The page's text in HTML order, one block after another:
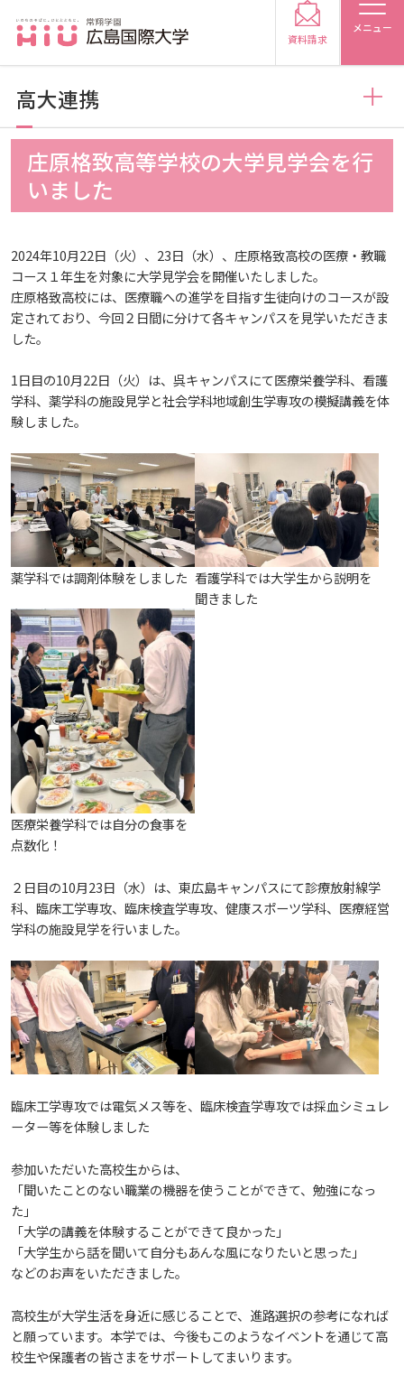
メニュー
受験生の方
在学生の方 卒業生の方
大学紹介
広島国際大学の概要
建学の精神
教育の特色
将来像
教育に関する基本方針
アドミッション・ポリシー
アドミッション・ポリシー（2027年度以降入学
生）
生）
カリキュラム・ポリシー
カリキュラム・ポリシー（2024年度以降入学生）
カリキュラム・ポリシー（2023年度入学生）
生）
カリキュラム・ポリシー（2016～2019年度保健医
療・総合リハ・医療福祉・医療経営・看護）
カリキュラム・ポリシー（2016～2019年度心理・
薬・医療栄養）
カリキュラム・ポリシー（2015年度以前入学生）
カリキュラム・ポリシー（大学院対象）
ディプロマ・ポリシー
ディプロマ・ポリシー（2024年度入学生）
ディプロマ・ポリシー（2016～2019年度入学生）
ディプロマ・ポリシー（2015年度以前入学生）
大学院ディプロマ・ポリシー（2024年度入学生）
大学院ディプロマ・ポリシー（2021～2023年度入
学生）
大学院ディプロマ・ポリシー（2020年度以前入学
生）
沿革
学園からのメッセージ
学長メッセージ
大学章と大学旗
UI（ユニバーシティ・アイデンティティ）
大学歌
学園・姉妹校のご案内
情報の公表
教育研究上の目的・基本組織について
研究者要覧
大学基礎データ
学費・入学金等費用について
学生生活支援について
就職支援について
動物実験に関する情報について
財務・事業計画等について
教職課程について
自己点検・評価
大学機関別認証評価
薬学部薬学科の自己点検・評価について
理学療法士・作業療法士教員資格及び教育内容等の
自己評価書
大学院実践臨床心理学専攻 自己点検・評価報告書
大学院薬学研究科 自己点検・評価報告書
文部科学省への設置認可・届出書類・履行状況報
ガバナンス・コード
受講生授業アンケート結果
規定
規定・教育課程・シラバス
広島国際大学施設等貸与内規
別表第1・第2 様式第1・第2
広島国際大学倫理委員会規定
施設案内
施設紹介
東広島・呉キャンパス施設 名称・愛称
施設を動画で紹介
キャンパスの歴史を振り返る
心理臨床センター
学生寮・学生研修棟
宿泊施設
東広島キャンパス
呉キャンパス
基盤教育センター
基盤教育センターでの教育活動・概要
講座のご案内
広国ドリル
合格者の方へのメッセージ
専門職連携教育センター
広国IPEとは
広国IPEの授業について
情報メディアラーニングセンター
情報端末の必携化について
図書館
利用案内
学内ネットワークの概要
ラーニング・コモンズ
大学広報
プレスリリース
メディア掲載情報
SNS公式アカウント
ハラスメントについて
SDGsについて
入試情報
入試最新情報
入試概要
職の種BOOK
資料請求
窓口での資料受取りについて
関連情報
交通アクセス
学園・姉妹校のご案内
お問い合わせ
学部
保健医療学部
総合リハビリテーション学部
健康スポーツ学部
健康科学部
看護学部
大学院・専攻科
医療科学研究科
保健医療学専攻
リハビリテーション学専攻
健康科学研究科
医療福祉学専攻
医療経営学専攻
心理学専攻
看護学研究科
看護学専攻
薬学研究科
助産学専攻科
就職・キャリア支援
就職支援
就業力育成プログラム
エクステンション講座
開講講座
受講申込方法
資格取得奨励金制度
就職データ
キャリア支援係利用案内
産官学連携
研究連携相談
研究者要覧
研究者情報（学会賞・研究者インタビュー）
公的研究費の責任体系について
安全保障貿易管理
研究倫理
地域連携
公開講座
公開講座
公開講座 過去の開講コース
高大連携
子ども向け体験講座
子ども向け体験講座
子ども向け体験講座 過去の開講コース
ボランティア活動
科目等履修生制度
健幸ステーション
広国市民大学
広国市民大学とは
広国市民大学（市民カレッジ）学生募集
広国市民大学（地域交流カレッジ）学生募集
しあわせ健康センター
大学見学・体験をご希望の方（一般の団体様）
地域連携に関するご意見募集
国際交流
国際化ビジョン
海外研修情報
海外研修
学生短期海外研修
外国人留学生
国際交流イベント
アジア介護・福祉教育研修センター
アクセス
Language
JP（日本語） EN（英語） CH（中国語）
資料請求
庄原格致高等学校の大学見学会を行
いました
2024年10月22日（火）、23日（水）、庄原格致高校の医療・教職
コース１年生を対象に大学見学会を開催いたしました。
庄原格致高校には、医療職への進学を目指す生徒向けのコースが設
定されており、今回２日間に分けて各キャンパスを見学いただきま
した。
1日目の10月22日（火）は、呉キャンパスにて医療栄養学科、看護
学科、薬学科の施設見学と社会学科地域創生学専攻の模擬講義を体
験しました。
薬学科では調剤体験をしました 看護学科では大学生から説明を
聞きました
医療栄養学科では自分の食事を
点数化！
２日目の10月23日（水）は、東広島キャンパスにて診療放射線学
科、臨床工学専攻、臨床検査学専攻、健康スポーツ学科、医療経営
学科の施設見学を行いました。
臨床工学専攻では電気メス等を、臨床検査学専攻では採血シミュレ
ーター等を体験しました
参加いただいた高校生からは、
「聞いたことのない職業の機器を使うことができて、勉強になっ
た」
「大学の講義を体験することができて良かった」
「大学生から話を聞いて自分もあんな風になりたいと思った」
などのお声をいただきました。
高校生が大学生活を身近に感じることで、進路選択の参考になれば
と願っています。本学では、今後もこのようなイベントを通じて高
校生や保護者の皆さまをサポートしてまいります。
高大連携
お知らせ
2026
2025
2024
2023
2021
2017
トピックス
2026
2025
2024
2022
2021
メディア掲載
2026
2025
2023
2022
2021
プレスリリース
2026
2024
2023
2022
2021
2020
2019
2018
2017
2016
2015
2014
2013
2012
2011
2010
2009
学生の活動
2025
2024
2026
2025
2024
高大連携
2025
2024
2023
イベント
2026
2025
2024
2023
2022
2021